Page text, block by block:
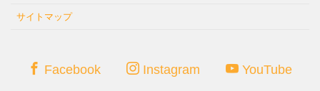
サイトマップ
Facebook Instagram YouTube